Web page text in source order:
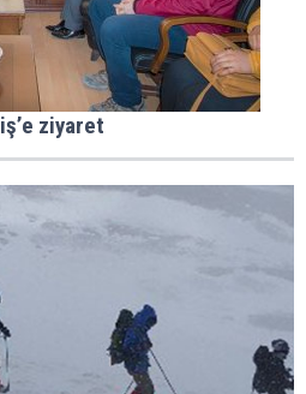
ziyaret